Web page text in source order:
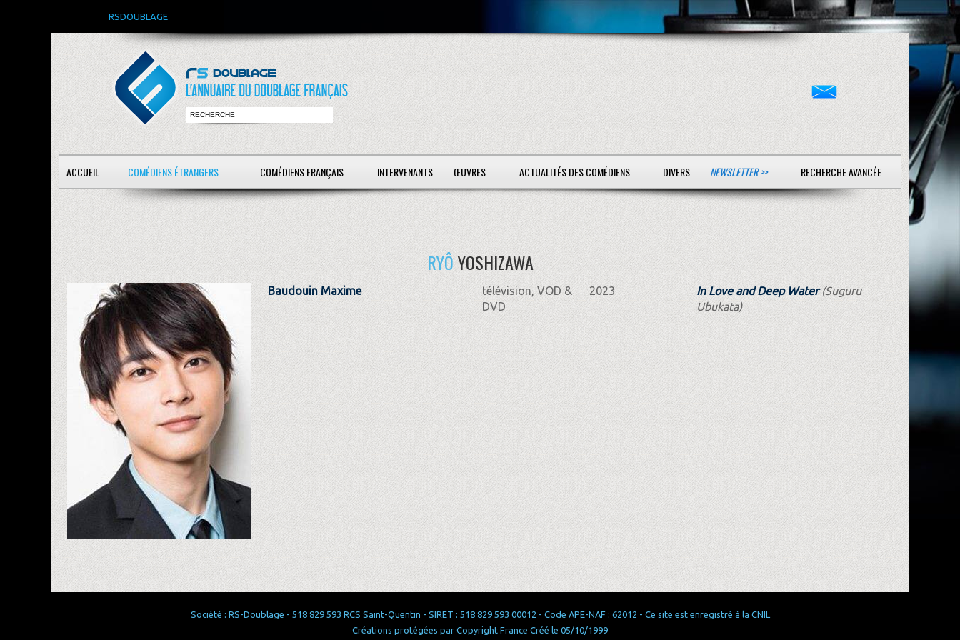
RSDOUBLAGE
ACCUEIL COMÉDIENS ÉTRANGERS COMÉDIENS FRANÇAIS INTERVENANTS ŒUVRES ACTUALITÉS DES COMÉDIENS DIVERS NEWSLETTER >> RECHERCHE AVANCÉE
RYÔYOSHIZAWA
Baudouin Maxime
télévision, VOD &
DVD
2023 In Love and Deep Water(Suguru
Ubukata)
Société : RS-Doublage - 518 829 593 RCS Saint-Quentin - SIRET : 518 829 593 00012 - Code APE-NAF : 62012 - Ce site est enregistré à la CNIL
Créations protégées par Copyright France Créé le 05/10/1999